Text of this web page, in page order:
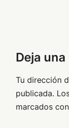
Deja
Tu dirección
publicada.
marcados con